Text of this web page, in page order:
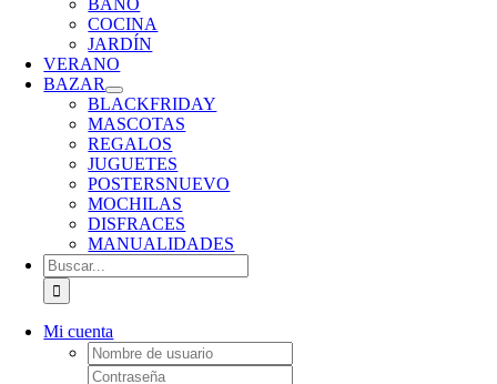
BAÑO
COCINA
JARDÍN
VERANO
BAZAR
BLACKFRIDAY
MASCOTAS
REGALOS
JUGUETES
POSTERSNUEVO
MOCHILAS
DISFRACES
MANUALIDADES
Buscar:
Mi cuenta
Username:
Password: